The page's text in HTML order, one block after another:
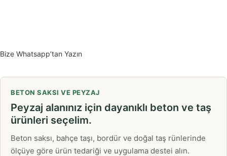
Bize Whatsapp’tan Yazın
BETON SAKSI VE PEYZAJ
Peyzaj alanınız için dayanıklı beton ve taş
ürünleri seçelim.
Beton saksı, bahçe taşı, bordür ve doğal taş rünlerinde
ölçüye göre ürün tedariği ve uygulama destei alın.